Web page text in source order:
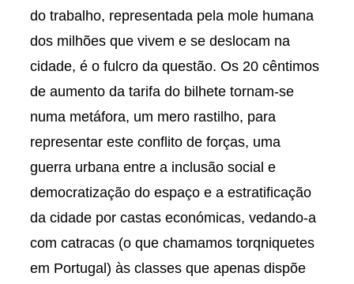
do trabalho, representada pela mole humana
dos milhões que vivem e se deslocam na
cidade, é o fulcro da questão. Os 20 cêntimos
de aumento da tarifa do bilhete tornam-se
numa metáfora, um mero rastilho, para
representar este conflito de forças, uma
guerra urbana entre a inclusão social e
democratização do espaço e a estratificação
da cidade por castas económicas, vedando-a
com catracas (o que chamamos torqniquetes
em Portugal) às classes que apenas dispõe